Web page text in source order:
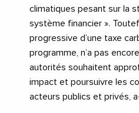
climatiques pesant sur la
système financier ».
progressive d’une taxe
programme, n’a pas
autorités souhaitent
impact et poursuivre les
acteurs publics et privés,